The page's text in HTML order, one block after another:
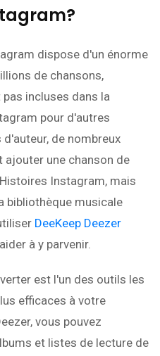
dispose d'un énorme
de chansons,
incluses dans la
pour d'autres
de nombreux
ajouter une chanson de
Instagram, mais
bibliothèque musicale
DeeKeep Deezer
à y parvenir.
est l'un des outils les
efficaces à votre
vous pouvez
et listes de lecture de